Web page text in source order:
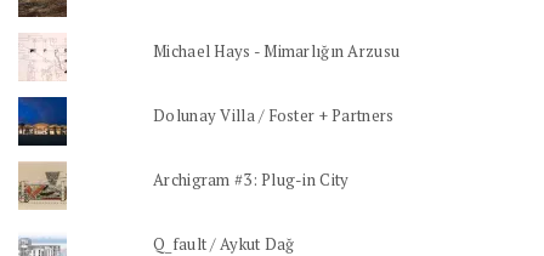
Michael Hays - Mimarlığın Arzusu
Dolunay Villa / Foster + Partners
Archigram #3: Plug-in City
Q_fault / Aykut Dağ